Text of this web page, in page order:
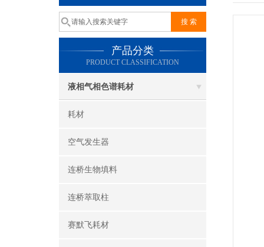
产品分类
PRODUCT CLASSIFICATION
液相气相色谱耗材
耗材
空气发生器
连桥生物填料
连桥萃取柱
赛默飞耗材